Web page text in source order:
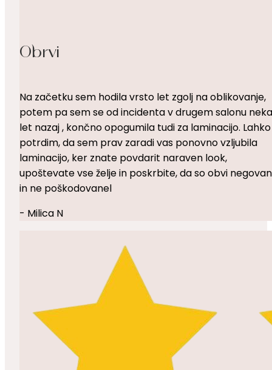
Obrvi
Na začetku sem hodila vrsto let zgolj na oblikovanje,
potem pa sem se od incidenta v drugem salonu
let nazaj , končno opogumila tudi za laminacijo. Lahko
potrdim, da sem prav zaradi vas ponovno vzljubila
laminacijo, ker znate povdarit naraven look,
upoštevate vse želje in poskrbite, da so obvi
in ne poškodovanel
- Milica N